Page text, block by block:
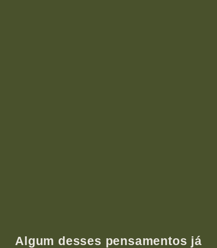
Algum desses pensamentos já